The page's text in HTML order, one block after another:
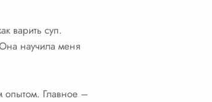
варить суп.
научила меня
опытом. Главное –